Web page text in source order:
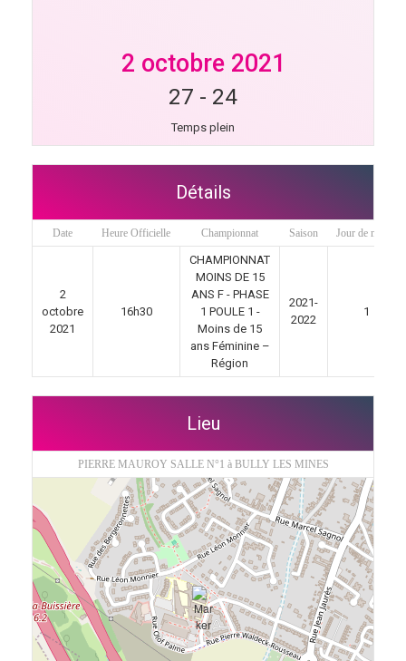
2 octobre 2021
27 - 24
Temps plein
Détails
Date Heure Officielle Championnat Saison Jour de match
2
octobre
2021
16h30
CHAMPIONNAT
MOINS DE 15
ANS F - PHASE
1 POULE 1 -
Moins de 15
ans Féminine –
Région
2021-
2022
1
Lieu
PIERRE MAUROY SALLE N°1 à BULLY LES MINES